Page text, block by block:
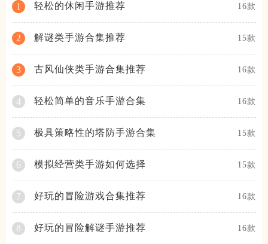
1 轻松的休闲手游推荐 16款
2 解谜类手游合集推荐 15款
3 古风仙侠类手游合集推荐 16款
4 轻松简单的音乐手游合集 16款
5 极具策略性的塔防手游合集 15款
6 模拟经营类手游如何选择 15款
7 好玩的冒险游戏合集推荐 16款
8 好玩的冒险解谜手游推荐 16款